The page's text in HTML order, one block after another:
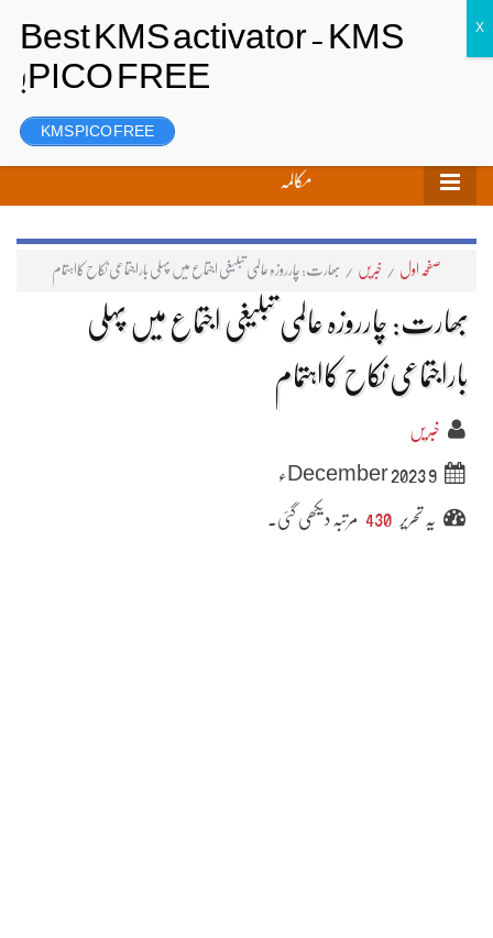
رجسٹر
مکالمہ
صفحہ اول / خبریں / بھارت: چارروزہ عالمی تبلیغی اجتماع میں پہلی باراجتماعی نکاح کااہتمام
بھارت: چارروزہ عالمی تبلیغی اجتماع میں پہلی
باراجتماعی نکاح کااہتمام
خبریں
9 December 2023ء
یہ تحریر 430 مرتبہ دیکھی گئی۔
KMS PICO FREE